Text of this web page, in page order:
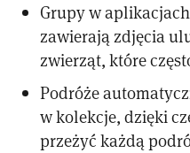
Grupy w
zawierają zdjęcia
zwierząt, które
Podróże
w kolekcje, dzięki
przeżyć każdą